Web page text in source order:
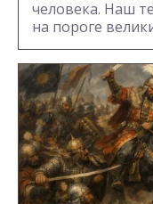
человека. Наш
на пороге